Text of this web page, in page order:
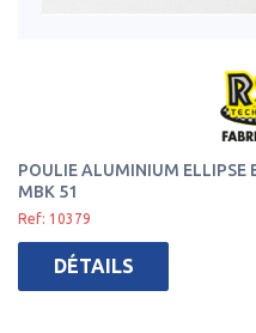
POULIE ALUMINIUM ELLIPSE
MBK 51
Ref: 10379
DÉTAILS